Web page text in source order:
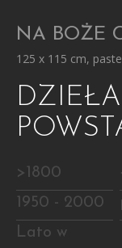
NA BOŻE
125 x 115 cm,
>1800
1950 - 2000
Lato w